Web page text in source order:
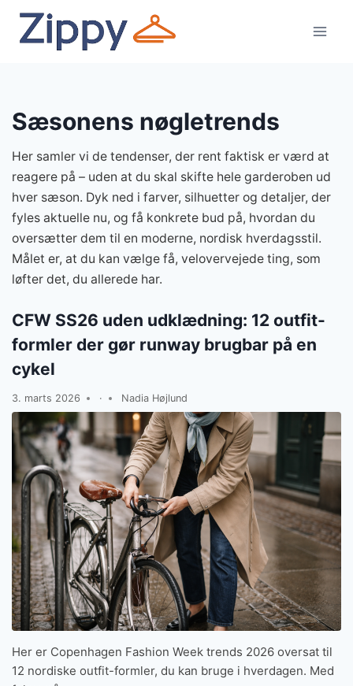
indhold
Sæsonens nøgletrends
Her samler vi de tendenser, der rent faktisk er værd at
reagere på – uden at du skal skifte hele garderoben ud
hver sæson. Dyk ned i farver, silhuetter og detaljer, der
fyles aktuelle nu, og få konkrete bud på, hvordan du
oversætter dem til en moderne, nordisk hverdagsstil.
Målet er, at du kan vælge få, velovervejede ting, som
løfter det, du allerede har.
CFW SS26 uden udklædning: 12 outfit-
formler der gør runway brugbar på en
cykel
3. marts 2026 · Nadia Højlund
Her er Copenhagen Fashion Week trends 2026 oversat til
12 nordiske outfit-formler, du kan bruge i hverdagen. Med